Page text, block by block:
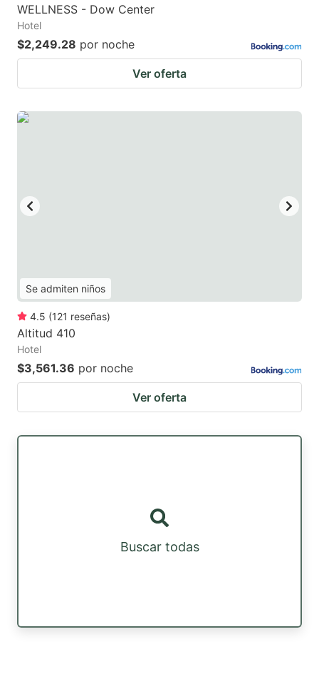
WELLNESS - Dow Center
Hotel
$2,249.28 por noche
Ver oferta
Se admiten niños
4.5 (121 reseñas)
Altitud 410
Hotel
$3,561.36 por noche
Ver oferta
Buscar todas